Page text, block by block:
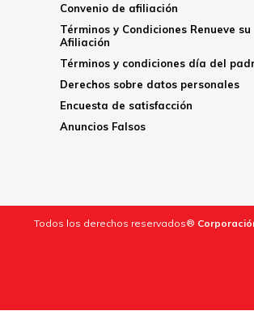
Convenio de afiliación
Términos y Condiciones Renueve su
Afiliación
Términos y condiciones día del
Derechos sobre datos personales
Encuesta de satisfacción
Anuncios Falsos
Todos los derechos reservados®